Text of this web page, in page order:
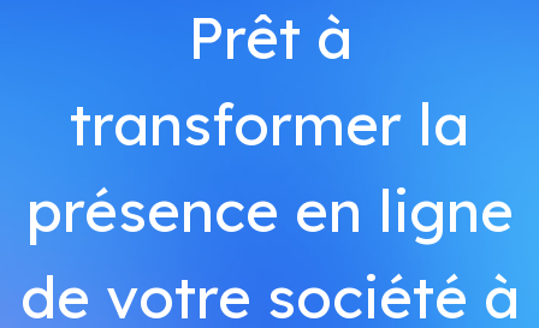
Prêt à
transformer la
présence en ligne
de votre société à